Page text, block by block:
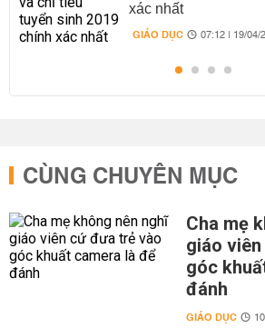
xác nhất
GIÁO DỤC 07:12 | 19/04/
CÙNG CHUYÊN MỤC
Cha mẹ
giáo
góc
đánh
GIÁO DỤC